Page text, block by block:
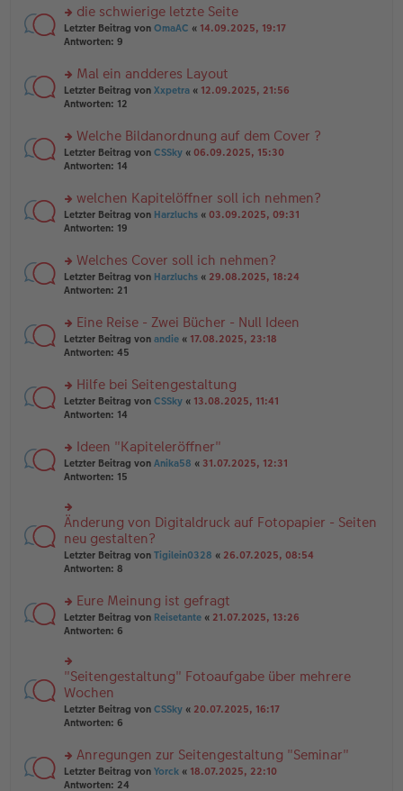
g
e
n
er
tr
a
g
n
g
el
e
n
er
tr
a
g
rs
te
n
g
el
e
n
er
tr
a
g
die schwierige letzte Seite
Letzter Beitrag von OmaAC « 14.09.2025, 19:17
Antworten: 9
rs
te
n
g
el
e
n
er
tr
a
g
Mal ein andderes Layout
Letzter Beitrag von Xxpetra « 12.09.2025, 21:56
Antworten: 12
rs
te
n
g
el
e
n
er
tr
a
g
Welche Bildanordnung auf dem Cover ?
Letzter Beitrag von CSSky « 06.09.2025, 15:30
Antworten: 14
rs
te
n
g
el
e
n
er
tr
a
g
welchen Kapitelöffner soll ich nehmen?
Letzter Beitrag von Harzluchs « 03.09.2025, 09:31
Antworten: 19
rs
te
n
g
el
e
n
er
tr
a
g
Welches Cover soll ich nehmen?
Letzter Beitrag von Harzluchs « 29.08.2025, 18:24
Antworten: 21
rs
te
n
g
el
e
n
er
tr
a
g
Eine Reise - Zwei Bücher - Null Ideen
Letzter Beitrag von andie « 17.08.2025, 23:18
Antworten: 45
rs
te
n
g
el
e
n
er
B
ei
tr
g
Hilfe bei Seitengestaltung
Letzter Beitrag von CSSky « 13.08.2025, 11:41
Antworten: 14
rs
te
u
n
g
el
es
e
er
B
ei
tr
g
Ideen "Kapiteleröffner"
Letzter Beitrag von Anika58 « 31.07.2025, 12:31
Antworten: 15
rs
te
r
u
n
el
es
e
er
B
ei
tr
a
g
Änderung von Digitaldruck auf Fotopapier - Seiten
neu gestalten?
Letzter Beitrag von Tigilein0328 « 26.07.2025, 08:54
Antworten: 8
rs
te
u
n
el
es
e
er
B
ei
Eure Meinung ist gefragt
Letzter Beitrag von Reisetante « 21.07.2025, 13:26
Antworten: 6
rs
te
r
u
n
el
es
e
"Seitengestaltung" Fotoaufgabe über mehrere
Wochen
Letzter Beitrag von CSSky « 20.07.2025, 16:17
Antworten: 6
rs
te
Anregungen zur Seitengestaltung "Seminar"
Letzter Beitrag von Yorck « 18.07.2025, 22:10
Antworten: 24